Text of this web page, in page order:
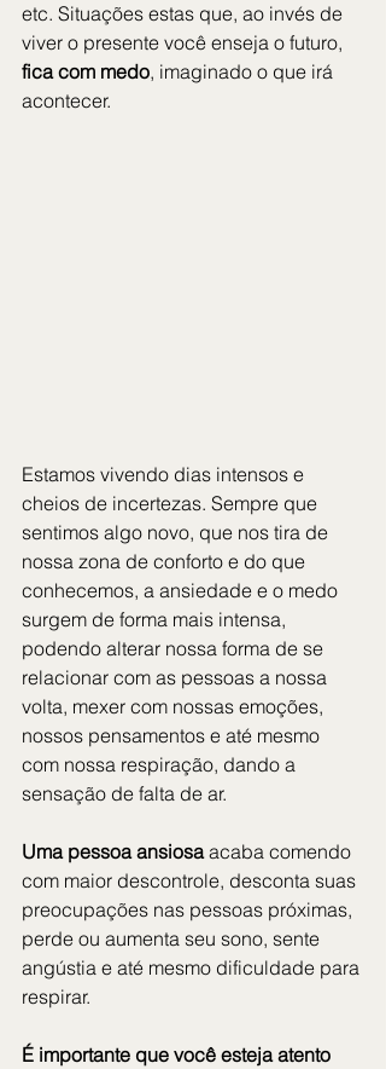
etc. Situações estas que, ao invés de
viver o presente você enseja o futuro,
fica com medo, imaginado o que irá
acontecer.
Estamos vivendo dias intensos e
cheios de incertezas. Sempre que
sentimos algo novo, que nos tira de
nossa zona de conforto e do que
conhecemos, a ansiedade e o medo
surgem de forma mais intensa,
podendo alterar nossa forma de se
relacionar com as pessoas a nossa
volta, mexer com nossas emoções,
nossos pensamentos e até mesmo
com nossa respiração, dando a
sensação de falta de ar.
Uma pessoa ansiosa acaba comendo
com maior descontrole, desconta suas
preocupações nas pessoas próximas,
perde ou aumenta seu sono, sente
angústia e até mesmo dificuldade para
respirar.
É importante que você esteja atento